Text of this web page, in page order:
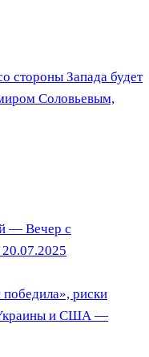
стороны Запада будет
Соловьевым,
— Вечер с
риски
Украины и США —